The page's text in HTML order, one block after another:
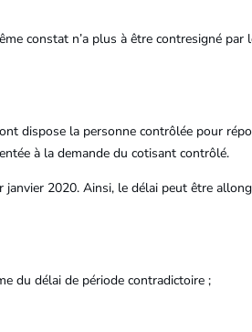
constat n’a plus à être contresigné par
dispose la personne contrôlée pour
à la demande du cotisant contrôlé.
2020. Ainsi, le délai peut être
du délai de période contradictoire ;